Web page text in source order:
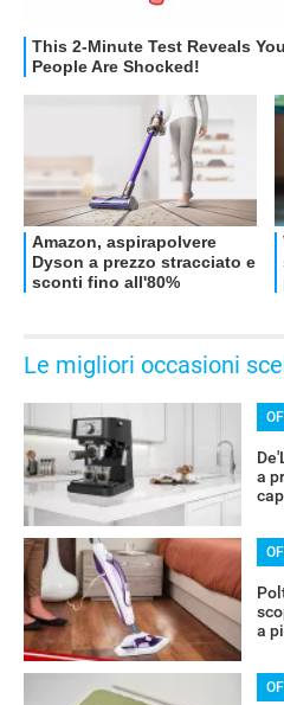
OFFERTE
Le migliori occasioni
a
a